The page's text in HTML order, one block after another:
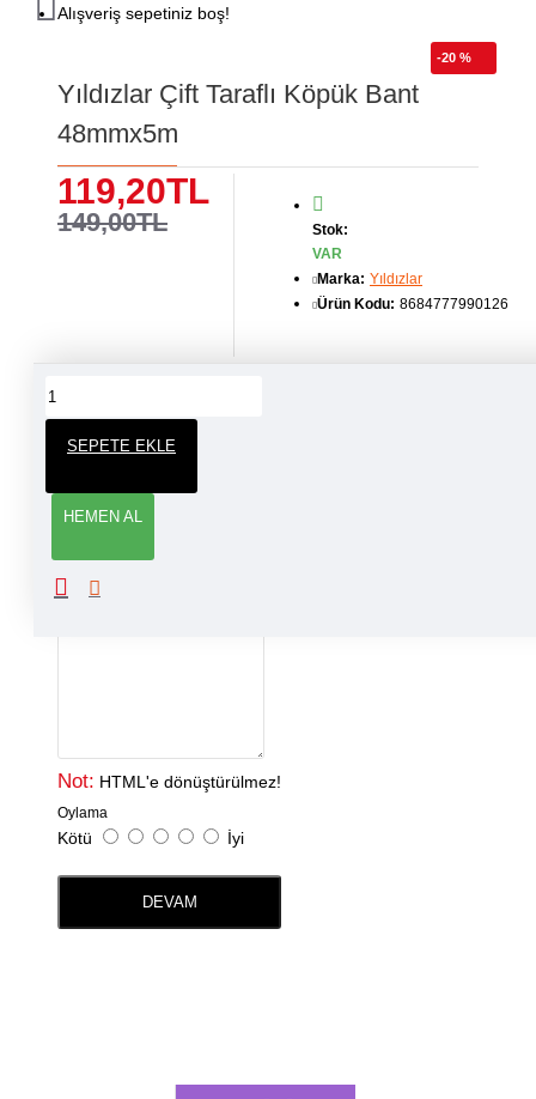
Alışveriş sepetiniz boş!
-20 %
Yıldızlar Çift Taraflı Köpük Bant
48mmx5m
119,20TL
149,00TL
Stok:
VAR
Marka: Yıldızlar
Ürün Kodu: 8684777990126
SEPETE EKLE
HEMEN AL
ÜRÜN YORUMLARI
Not: HTML'e dönüştürülmez!
Oylama
Kötü İyi
DEVAM